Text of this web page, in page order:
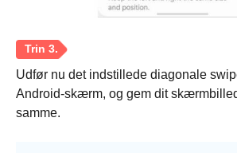
Trin 1.
Udfør nu det indstillede diagonale
Android-skærm, og gem dit
samme.